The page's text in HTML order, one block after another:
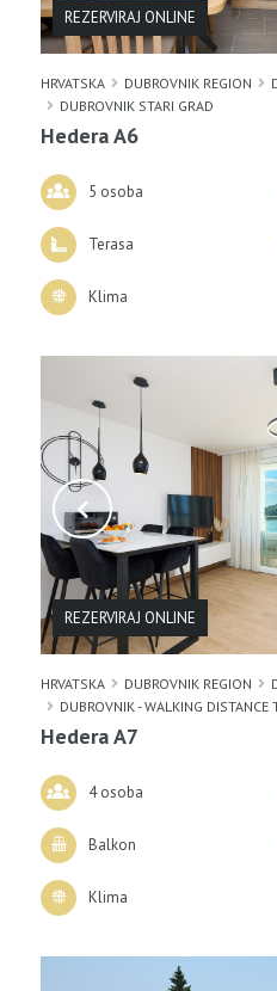
REZERVIRAJ ONLINE
HRVATSKA DUBROVNIK REGION
DUBROVNIK STARI GRAD
Hedera A6
5 osoba
Terasa
Klima
REZERVIRAJ ONLINE
HRVATSKA DUBROVNIK REGION
DUBROVNIK - WALKING DISTANCE
Hedera A7
4 osoba
Balkon
Klima